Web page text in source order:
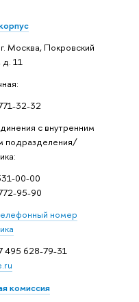
Москва, Покровский
д. 11
32-32
с внутренним
подразделения/
00-00
95-90
номер
495 628-79-31
комиссия